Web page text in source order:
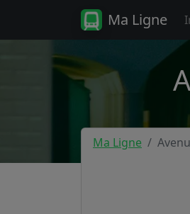
Ma Ligne
Ma Ligne